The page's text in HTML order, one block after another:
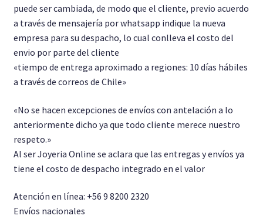
puede ser cambiada, de modo que el cliente, previo acuerdo
a través de mensajería por whatsapp indique la nueva
empresa para su despacho, lo cual conlleva el costo del
envio por parte del cliente
«tiempo de entrega aproximado a regiones: 10 días hábiles
a través de correos de Chile»
«No se hacen excepciones de envíos con antelación a lo
anteriormente dicho ya que todo cliente merece nuestro
respeto.»
Al ser Joyeria Online se aclara que las entregas y envíos ya
tiene el costo de despacho integrado en el valor
Atención en línea: +56 9 8200 2320
Envíos nacionales